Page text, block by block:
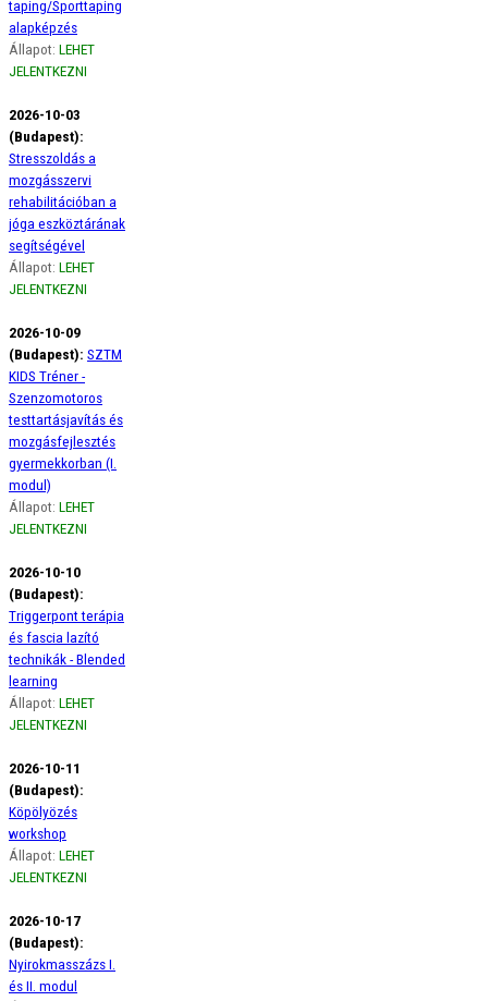
taping/Sporttaping
alapképzés
Állapot: LEHET
JELENTKEZNI
2026-10-03
(Budapest):
Stresszoldás a
mozgásszervi
rehabilitációban a
jóga eszköztárának
segítségével
Állapot: LEHET
JELENTKEZNI
2026-10-09
(Budapest): SZTM
KIDS Tréner -
Szenzomotoros
testtartásjavítás és
mozgásfejlesztés
gyermekkorban (I.
modul)
Állapot: LEHET
JELENTKEZNI
2026-10-10
(Budapest):
Triggerpont terápia
és fascia lazító
technikák - Blended
learning
Állapot: LEHET
JELENTKEZNI
2026-10-11
(Budapest):
Köpölyözés
workshop
Állapot: LEHET
JELENTKEZNI
2026-10-17
(Budapest):
Nyirokmasszázs I.
és II. modul